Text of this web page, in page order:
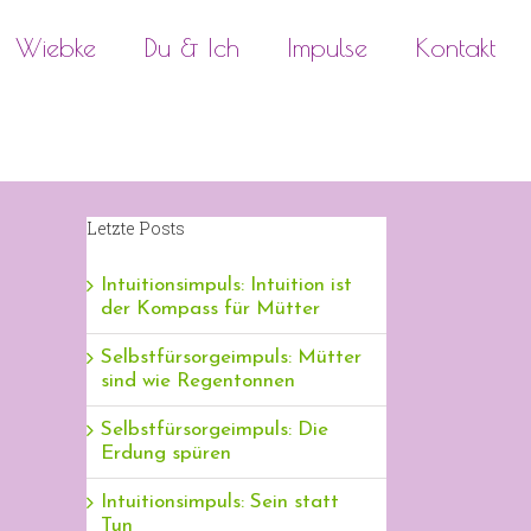
Wiebke Du & Ich Impulse Kontakt
Letzte Posts
Intuitionsimpuls: Intuition ist
der Kompass für Mütter
Selbstfürsorgeimpuls: Mütter
sind wie Regentonnen
Selbstfürsorgeimpuls: Die
Erdung spüren
Intuitionsimpuls: Sein statt
Tun